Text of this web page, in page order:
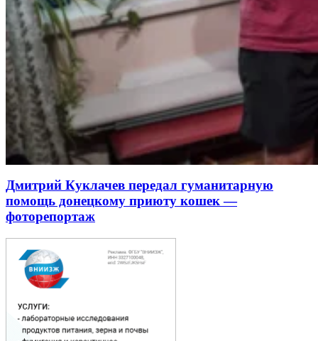
Дмитрий Куклачев передал гуманитарную
помощь донецкому приюту кошек —
фоторепортаж